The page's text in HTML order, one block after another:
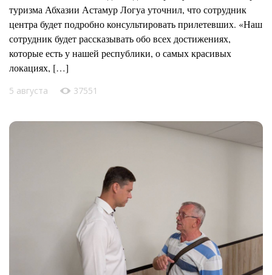
туризма Абхазии Астамур Логуа уточнил, что сотрудник
центра будет подробно консультировать прилетевших. «Наш
сотрудник будет рассказывать обо всех достижениях,
которые есть у нашей республики, о самых красивых
локациях, […]
5 августа 37551